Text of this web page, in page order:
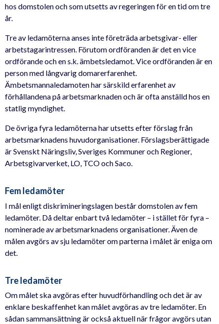
hos domstolen och som utsetts av regeringen för en tid om tre
år.
Tre av ledamöterna anses inte företräda arbetsgivar- eller
arbetstagarintressen. Förutom ordföranden är det en vice
ordförande och en s.k. ämbetsledamot. Vice ordföranden är en
person med långvarig domarerfarenhet.
Ämbetsmannaledamoten har särskild erfarenhet av
förhållandena på arbetsmarknaden och är ofta anställd hos en
statlig myndighet.
De övriga fyra ledamöterna har utsetts efter förslag från
arbetsmarknadens huvudorganisationer. Förslagsberättigade
är Svenskt Näringsliv, Sveriges Kommuner och Regioner,
Arbetsgivarverket, LO, TCO och Saco.
Fem ledamöter
I mål enligt diskrimineringslagen består domstolen av fem
ledamöter. Då deltar enbart två ledamöter – i stället för fyra –
nominerade av arbetsmarknadens organisationer. Även de
målen avgörs av sju ledamöter om parterna i målet är eniga om
det.
Tre ledamöter
Om målet ska avgöras efter huvudförhandling och det är av
enklare beskaffenhet kan målet avgöras av tre ledamöter. En
sådan sammansättning är också aktuell när frågor avgörs utan